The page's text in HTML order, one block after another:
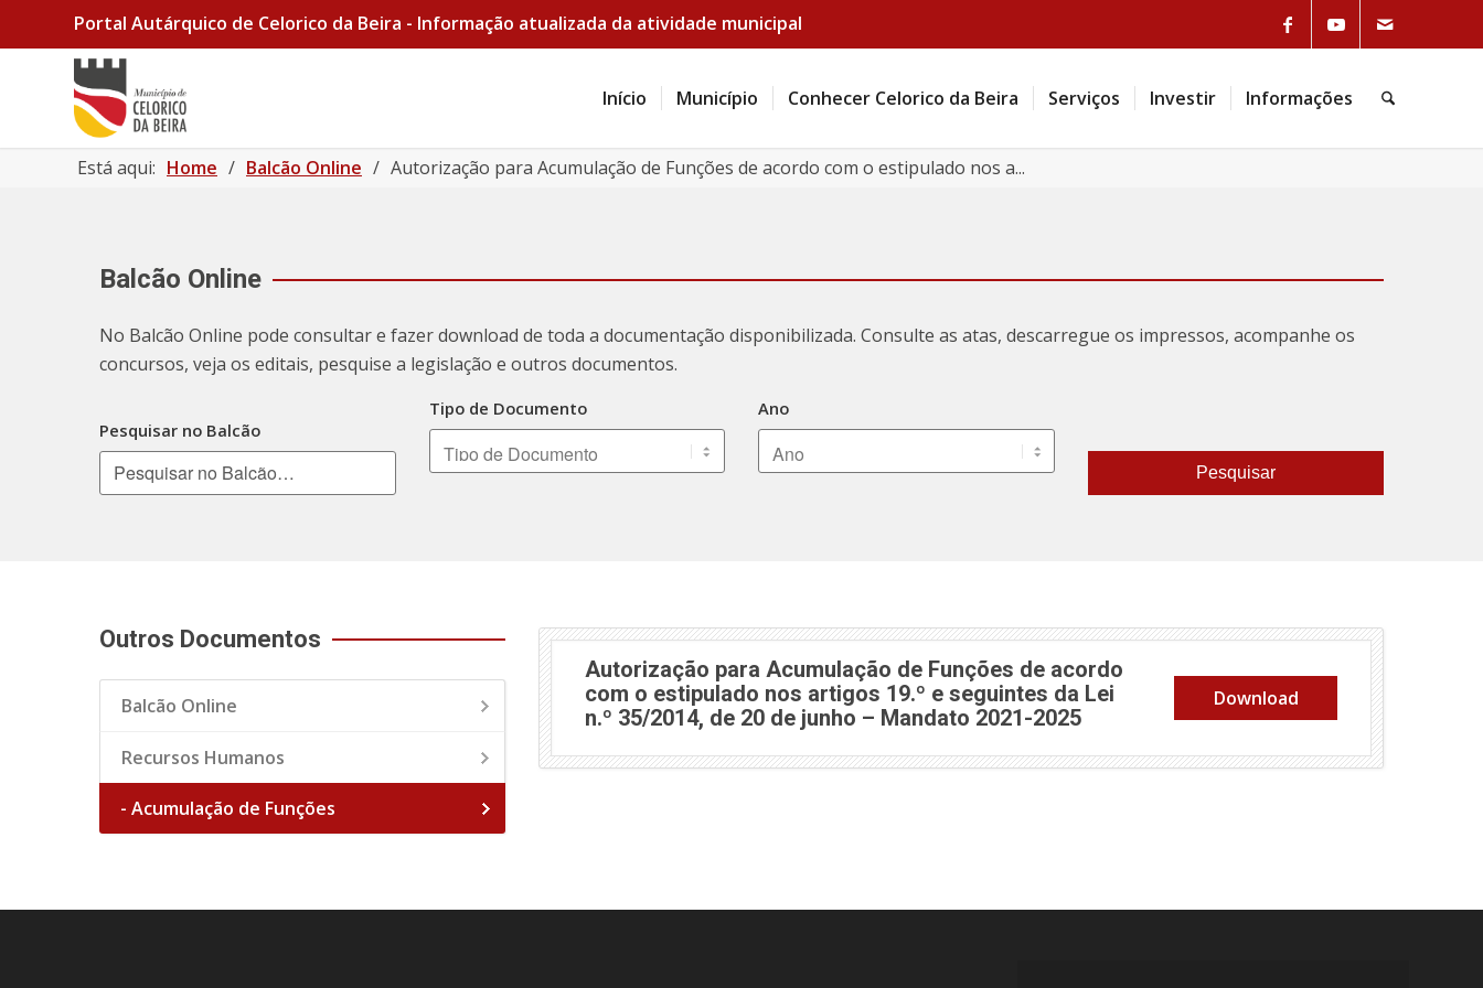
Portal Autárquico de Celorico da Beira - Informação atualizada da atividade municipal
Início Município Conhecer Celorico da Beira Serviços Investir Informações
Está aqui: Home / Balcão Online / Autorização para Acumulação de Funções de acordo com o estipulado nos a...
Balcão Online
No Balcão Online pode consultar e fazer download de toda a documentação disponibilizada. Consulte as atas, descarregue os impressos, acompanhe os
concursos, veja os editais, pesquise a legislação e outros documentos.
Pesquisar no Balcão
Tipo de Documento Ano
Pesquisar
Outros Documentos
Balcão Online
Recursos Humanos
- Acumulação de Funções
Autorização para Acumulação de Funções de acordo
com o estipulado nos artigos 19.º e seguintes da Lei
n.º 35/2014, de 20 de junho – Mandato 2021-2025
Download